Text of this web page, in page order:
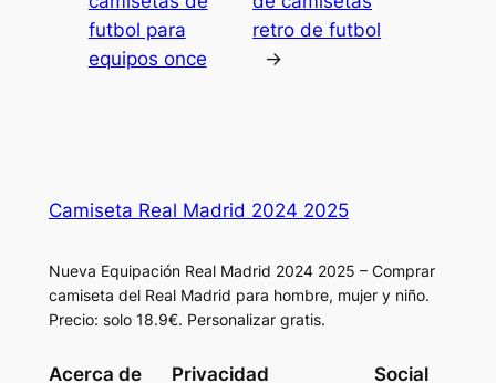
futbol para
equipos once
retro de futbol
→
Camiseta Real Madrid 2024 2025
Nueva Equipación Real Madrid 2024 2025 – Comprar
camiseta del Real Madrid para hombre, mujer y niño.
Precio: solo 18.9€. Personalizar gratis.
Acerca de Privacidad Social